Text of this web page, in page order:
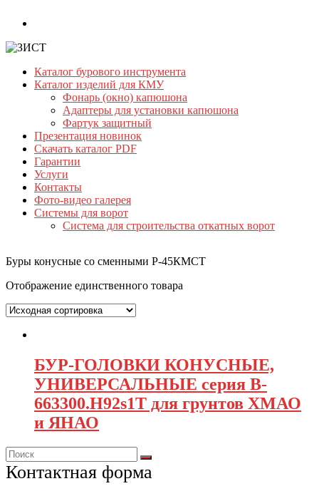
ЗИСТ
Бурильный
инструмент.
инструмент
Каталог бурового инструмента
Каталог изделий для КМУ
Фонарь (окно) капюшона
Адаптеры для установки капюшона
Фартук защитный
Презентация новинок
Скачать каталог PDF
Гарантии
Услуги
Контакты
Фото-видео галерея
Системы для ворот
Система для строительства откатных ворот
Буры конусные со сменными Р-45КМСТ
Отображение единственного товара
БУР-ГОЛОВКИ КОНУСНЫЕ,
УНИВЕРСАЛЬНЫЕ серия B-
663300.H92s1Т для грунтов ХМАО
и ЯНАО
Контактная форма